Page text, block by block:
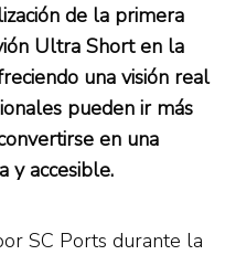
de la primera
Ultra Short en la
una visión real
pueden ir más
en una
y accesible.
SC Ports durante la